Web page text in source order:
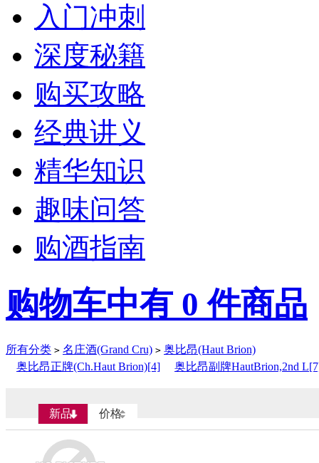
入门冲刺
深度秘籍
购买攻略
经典讲义
精华知识
趣味问答
购酒指南
购物车中有 0 件商品
所有分类 > 名庄酒(Grand Cru) > 奥比昂(Haut Brion)
奥比昂正牌(Ch.Haut Brion)[4]
奥比昂副牌HautBrion,2nd
新品 价格